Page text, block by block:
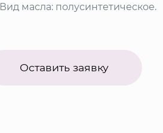
Вид масла: полусинтетическое.
Оставить заявку